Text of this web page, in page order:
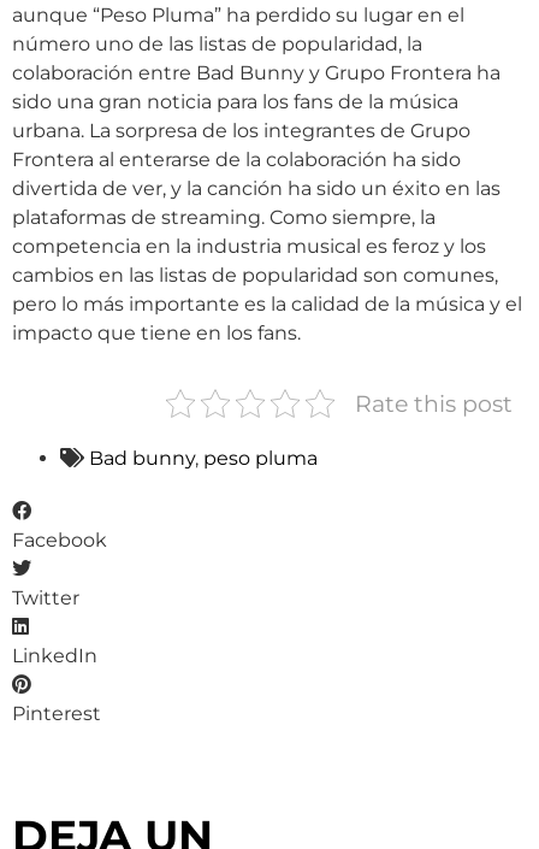
aunque “Peso Pluma” ha perdido su lugar en el
número uno de las listas de popularidad, la
colaboración entre Bad Bunny y Grupo Frontera ha
sido una gran noticia para los fans de la música
urbana. La sorpresa de los integrantes de Grupo
Frontera al enterarse de la colaboración ha sido
divertida de ver, y la canción ha sido un éxito en las
plataformas de streaming. Como siempre, la
competencia en la industria musical es feroz y los
cambios en las listas de popularidad son comunes,
pero lo más importante es la calidad de la música y el
impacto que tiene en los fans.
Rate this post
Bad bunny, peso pluma
Facebook
Twitter
LinkedIn
Pinterest
DEJA UN